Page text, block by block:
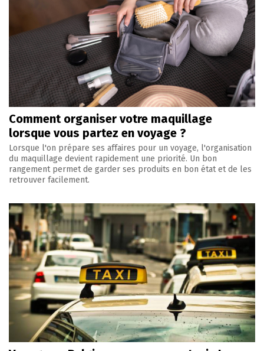
Comment organiser votre maquillage
lorsque vous partez en voyage ?
Lorsque l'on prépare ses affaires pour un voyage, l'organisation
du maquillage devient rapidement une priorité. Un bon
rangement permet de garder ses produits en bon état et de les
retrouver facilement.